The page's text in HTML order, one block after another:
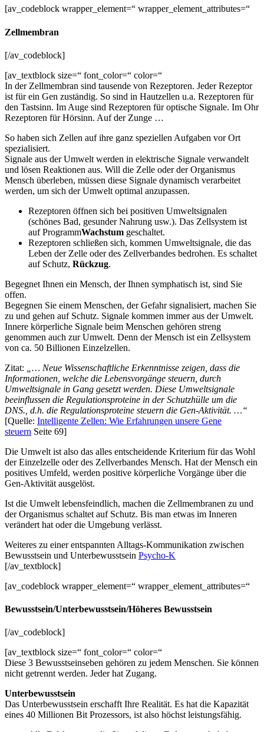
[av_codeblock wrapper_element=“ wrapper_element_attributes=“
Zellmembran
[/av_codeblock]
[av_textblock size=“ font_color=“ color=“
In der Zellmembran sind tausende von Rezeptoren. Jeder Rezeptor
ist für ein Gen zuständig. So sind in Hautzellen u.a. Rezeptoren für
den Tastsinn. Im Auge sind Rezeptoren für optische Signale. Im Ohr
Rezeptoren für Hörsinn. Auf der Zunge …
So haben sich Zellen auf ihre ganz speziellen Aufgaben vor Ort
spezialisiert.
Signale aus der Umwelt werden in elektrische Signale verwandelt
und lösen Reaktionen aus. Will die Zelle oder der Organismus
Mensch überleben, müssen diese Signale dynamisch verarbeitet
werden, um sich der Umwelt optimal anzupassen.
Rezeptoren öffnen sich bei positiven Umweltsignalen
(schönes Bad, gesunder Nahrung usw.). Das Zellsystem ist
auf ProgrammWachstum geschaltet.
Rezeptoren schließen sich, kommen Umweltsignale, die das
Leben der Zelle oder des Zellverbandes bedrohen. Es schaltet
auf Schutz, Rückzug.
Begegnet Ihnen ein Mensch, der Ihnen symphatisch ist, sind Sie
offen.
Begegnen Sie einem Menschen, der Gefahr signalisiert, machen Sie
zu und gehen auf Schutz. Signale kommen immer aus der Umwelt.
Innere körperliche Signale beim Menschen gehören streng
genommen auch zur Umwelt. Denn der Mensch ist ein Zellsystem
von ca. 50 Billionen Einzelzellen.
Zitat:
„… Neue Wissenschaftliche Erkenntnisse zeigen, dass die
Informationen, welche die Lebensvorgänge steuern, durch
Umweltsignale in Gang gesetzt werden. Diese Umweltsignale
beeinflussen die Regulationsproteine in der Schutzhülle um die
DNS., d.h. die Regulationsproteine steuern die Gen-Aktivität. …“
[Quelle: Intelligente Zellen: Wie Erfahrungen unsere Gene
steuern Seite 69]
Die Umwelt ist also das alles entscheidende Kriterium für das Wohl
der Einzelzelle oder des Zellverbandes Mensch. Hat der Mensch ein
positives Umfeld, werden positive körperliche Vorgänge über die
Gen-Aktivität ausgelöst.
Ist die Umwelt lebensfeindlich, machen die Zellmembranen zu und
der Organismus schaltet auf Schutz. Bis man etwas im Inneren
verändert hat oder die Umgebung verlässt.
Weiteres zu einer entspannten Alltags-Kommunikation zwischen
Bewusstsein und Unterbewusstsein Psycho-K
[/av_textblock]
[av_codeblock wrapper_element=“ wrapper_element_attributes=“
Bewusstsein/Unterbewusstsein/Höheres Bewusstsein
[/av_codeblock]
[av_textblock size=“ font_color=“ color=“
Diese 3 Bewusstseinseben gehören zu jedem Menschen. Sie können
nicht getrennt werden. Jeder hat Zugang.
Unterbewusstsein
Das Unterbewusstsein erschafft Ihre Realität. Es hat die Kapazität
eines 40 Millionen Bit Prozessors, ist also höchst leistungsfähig.